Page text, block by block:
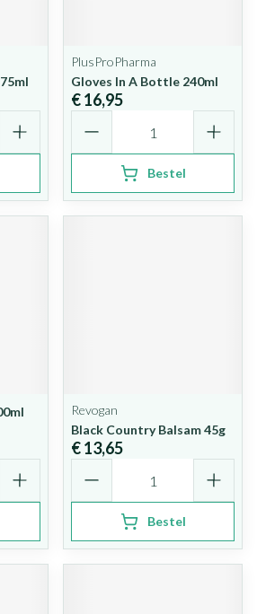
PlusProPharma
Gloves In A Bottle 240ml
€ 16,95
Bestel
Revogan
Black Country Balsam 45g
€ 13,65
Bestel